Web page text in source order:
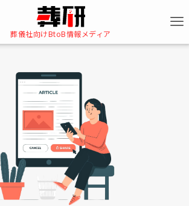
葬儀社向けBtoB情報メディア